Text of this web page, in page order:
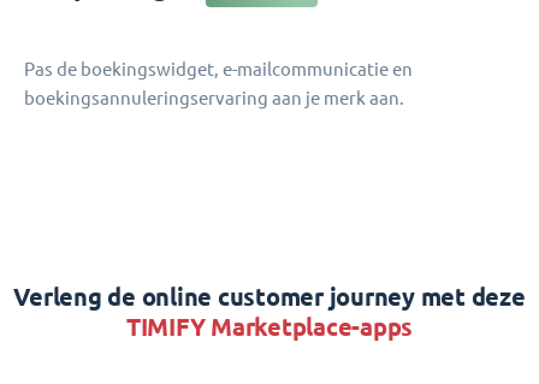
Pas de boekingswidget, e-mailcommunicatie en
boekingsannuleringservaring aan je merk aan.
Verleng de online customer journey met deze
TIMIFY Marketplace-apps